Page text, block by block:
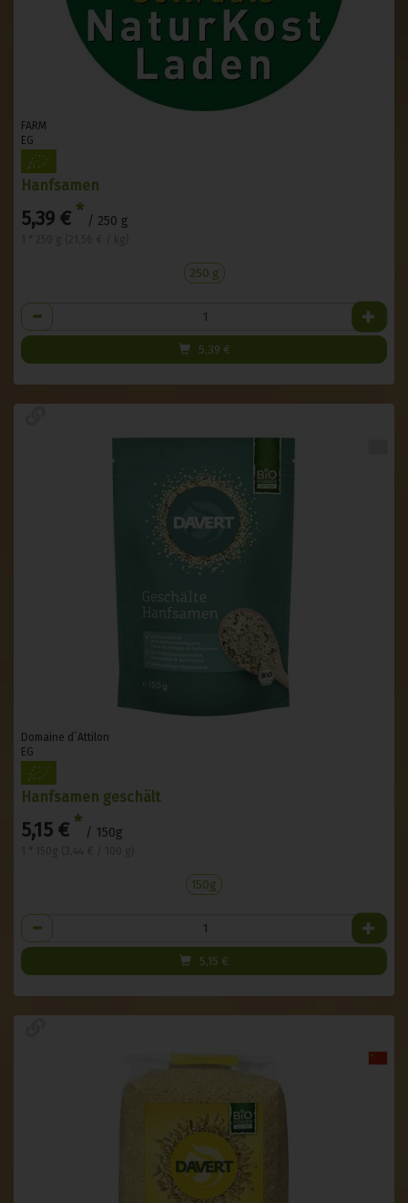
FARM
EG
Hanfsamen
5,39 € * / 250 g
250 g
Anzahl
5,39 €
Domaine d`Attilon
EG
Hanfsamen geschält
5,15 € * / 150g
150g
Anzahl
5,15 €